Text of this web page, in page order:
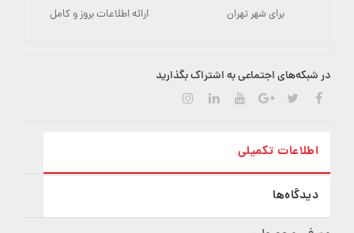
برای شهر تهران ارائه اطلاعات بروز و کامل
در شبکه‌های اجتماعی به اشتراک بگذارید
اطلاعات تکمیلی
دیدگاه‌ها